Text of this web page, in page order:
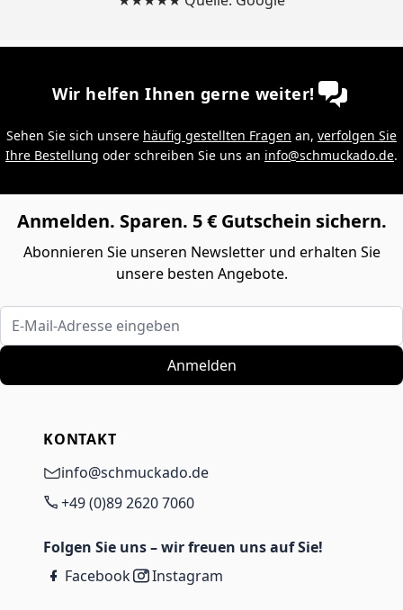
Wir helfen Ihnen gerne weiter!
Sehen Sie sich unsere häufig gestellten Fragen an, verfolgen Sie
Ihre Bestellung oder schreiben Sie uns an info@schmuckado.de.
Anmelden. Sparen. 5 € Gutschein sichern.
Abonnieren Sie unseren Newsletter und erhalten Sie
unsere besten Angebote.
E-Mail-Adresse eingeben
Anmelden
KONTAKT
info@schmuckado.de
+49 (0)89 2620 7060
Folgen Sie uns – wir freuen uns auf Sie!
Facebook
Instagram